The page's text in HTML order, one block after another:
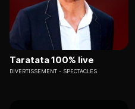
Taratata 100% live
DIVERTISSEMENT SPECTACLES